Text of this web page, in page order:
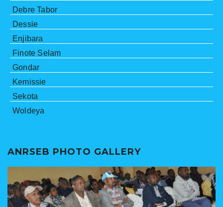
Debre Tabor
Dessie
Enjibara
Finote Selam
Gondar
Kemissie
Sekota
Woldeya
ANRSEB PHOTO GALLERY